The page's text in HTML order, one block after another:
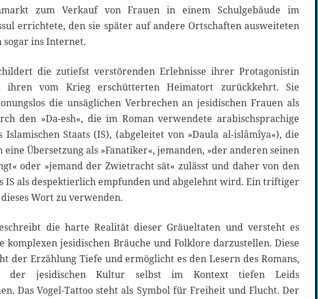
zum Verkauf von Frauen in einem Schulgebäude im
errichtete, den sie später auf andere Ortschaften ausweiteten
ins Internet.
die zutiefst verstörenden Erlebnisse ihrer Protagonistin
vom Krieg erschütterten Heimatort zurückkehrt. Sie
die unsäglichen Verbrechen an jesidischen Frauen als
den »Da-esh«, die im Roman verwendete arabischsprachige
Islamischen Staats (IS), (abgeleitet von »Daula al-islâmîya«), die
eine Übersetzung als »Fanatiker«, jemanden, »der anderen seinen
oder »jemand der Zwietracht sät« zulässt und daher von den
IS als despektierlich empfunden und abgelehnt wird. Ein triftiger
Wort zu verwenden.
die harte Realität dieser Gräueltaten und versteht es
komplexen jesidischen Bräuche und Folklore darzustellen. Diese
der Erzählung Tiefe und ermöglicht es den Lesern des Romans,
der jesidischen Kultur selbst im Kontext tiefen Leids
Das Vogel-Tattoo steht als Symbol für Freiheit und Flucht. Der